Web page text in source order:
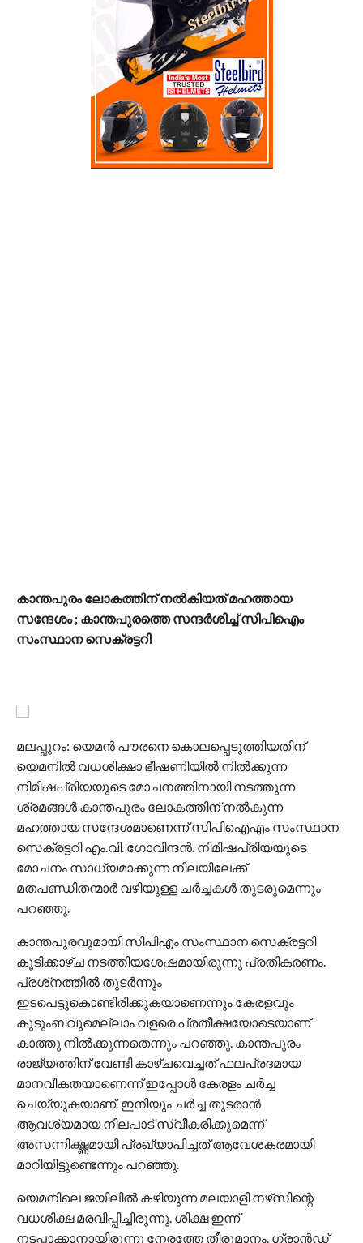
കാന്തപുരം ലോകത്തിന് നല്‍കിയത് മഹത്തായ
സന്ദേശം ; കാന്തപുരത്തെ സന്ദര്‍ശിച്ച് സിപിഐം
സംസ്ഥാന സെക്രട്ടറി
മലപ്പുറം: യെമന്‍ പൗരനെ കൊലപ്പെടുത്തിയതിന്
യെമനില്‍ വധശിക്ഷാ ഭീഷണിയില്‍ നില്‍ക്കുന്ന
നിമിഷപ്രിയയുടെ മോചനത്തിനായി നടത്തുന്ന
ശ്രമങ്ങള്‍ കാന്തപുരം ലോകത്തിന് നല്‍കുന്ന
മഹത്തായ സന്ദേശമാണെന്ന് സിപിഐഎം സംസ്ഥാന
സെക്രട്ടറി എം.വി. ഗോവിന്ദന്‍. നിമിഷപ്രിയയുടെ
മോചനം സാധ്യമാക്കുന്ന നിലയിലേക്ക്
മതപണ്ഡിതന്മാര്‍ വഴിയുള്ള ചര്‍ച്ചകള്‍ തുടരുമെന്നും
പറഞ്ഞു.
കാന്തപുരവുമായി സിപിഎം സംസ്ഥാന സെക്രട്ടറി
കൂടിക്കാഴ്ച നടത്തിയശേഷമായിരുന്നു പ്രതികരണം.
പ്രശ്‌നത്തില്‍ തുടര്‍ന്നും
ഇടപെട്ടുകൊണ്ടിരിക്കുകയാണെന്നും കേരളവും
കുടുംബവുമെല്ലാം വളരെ പ്രതീക്ഷയോടെയാണ്
കാത്തു നില്‍ക്കുന്നതെന്നും പറഞ്ഞു. കാന്തപുരം
രാജ്യത്തിന് വേണ്ടി കാഴ്ചവെച്ചത് ഫലപ്രദമായ
മാനവീകതയാണെന്ന് ഇപ്പോള്‍ കേരളം ചര്‍ച്ച
ചെയ്യുകയാണ്. ഇനിയും ചര്‍ച്ച തുടരാന്‍
ആവശ്യമായ നിലപാട് സ്വീകരിക്കുമെന്ന്
അസന്നിഗ്ദ്ധമായി പ്രഖ്യാപിച്ചത് ആവേശകരമായി
മാറിയിട്ടുണ്ടെന്നും പറഞ്ഞു.
യെമനിലെ ജയിലില്‍ കഴിയുന്ന മലയാളി നഴ്‌സിന്റെ
വധശിക്ഷ മരവിപ്പിച്ചിരുന്നു. ശിക്ഷ ഇന്ന്
നടപ്പാക്കാനായിരുന്നു നേരത്തേ തീരുമാനം. ഗ്രാന്‍ഡ്